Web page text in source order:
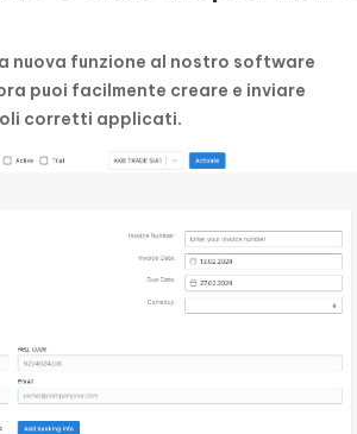
nuova funzione al nostro software
puoi facilmente creare e inviare
corretti applicati.